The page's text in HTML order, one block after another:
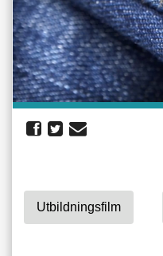
Utbildningsfilm